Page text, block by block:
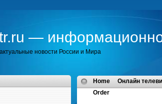
—
новости России и Мира
Home Онлайн
Order